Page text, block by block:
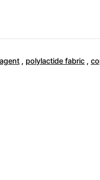
, polylactide fabric ,